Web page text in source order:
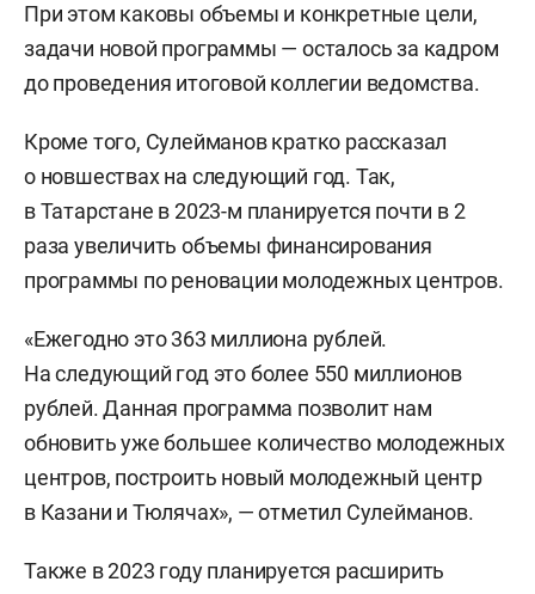
При этом каковы объемы и конкретные цели,
задачи новой программы — осталось за кадром
до проведения итоговой коллегии ведомства.
Кроме того, Сулейманов кратко рассказал
о новшествах на следующий год. Так,
в Татарстане в 2023-м планируется почти в 2
раза увеличить объемы финансирования
программы по реновации молодежных центров.
«Ежегодно это 363 миллиона рублей.
На следующий год это более 550 миллионов
рублей. Данная программа позволит нам
обновить уже большее количество молодежных
центров, построить новый молодежный центр
в Казани и Тюлячах», — отметил Сулейманов.
Также в 2023 году планируется расширить